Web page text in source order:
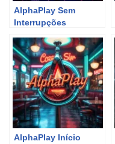
AlphaPlay Sem
Interrupções
AlphaPlay Início